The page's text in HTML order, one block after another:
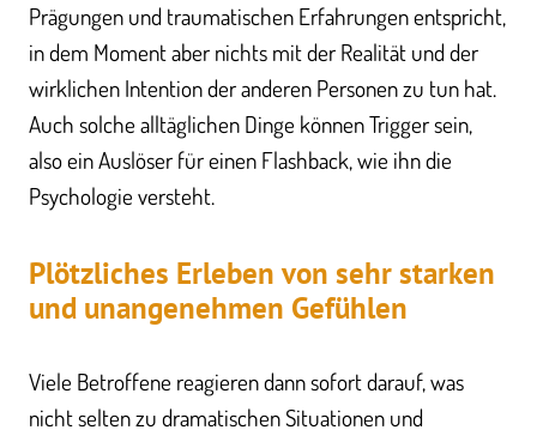
Prägungen und traumatischen Erfahrungen entspricht,
in dem Moment aber nichts mit der Realität und der
wirklichen Intention der anderen Personen zu tun hat.
Auch solche alltäglichen Dinge können Trigger sein,
also ein Auslöser für einen Flashback, wie ihn die
Psychologie versteht.
Plötzliches Erleben von sehr starken
und unangenehmen Gefühlen
Viele Betroffene reagieren dann sofort darauf, was
nicht selten zu dramatischen Situationen und